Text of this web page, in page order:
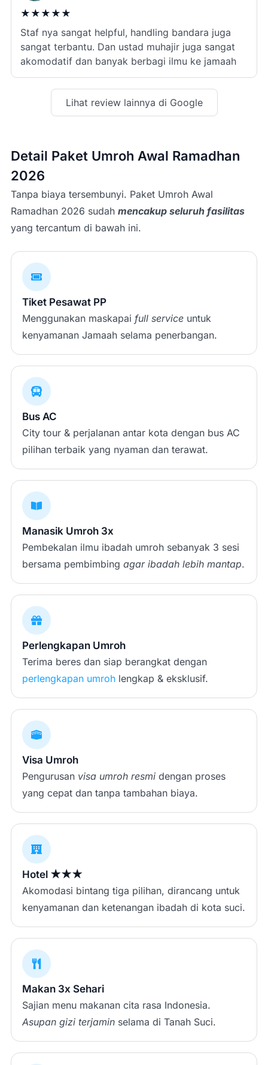
★ ★ ★ ★ ★
Staf nya sangat helpful, handling bandara juga
sangat terbantu. Dan ustad muhajir juga sangat
akomodatif dan banyak berbagi ilmu ke jamaah
Lihat review lainnya di Google
Detail Paket Umroh Awal Ramadhan
2026
Tanpa biaya tersembunyi. Paket Umroh Awal
Ramadhan 2026 sudah mencakup seluruh fasilitas
yang tercantum di bawah ini.
Tiket Pesawat PP
Menggunakan maskapai full service untuk
kenyamanan Jamaah selama penerbangan.
Bus AC
City tour & perjalanan antar kota dengan bus AC
pilihan terbaik yang nyaman dan terawat.
Manasik Umroh 3x
Pembekalan ilmu ibadah umroh sebanyak 3 sesi
bersama pembimbing agar ibadah lebih mantap.
Perlengkapan Umroh
Terima beres dan siap berangkat dengan
perlengkapan umroh lengkap & eksklusif.
Visa Umroh
Pengurusan visa umroh resmi dengan proses
yang cepat dan tanpa tambahan biaya.
Hotel ★★★
Akomodasi bintang tiga pilihan, dirancang untuk
kenyamanan dan ketenangan ibadah di kota suci.
Makan 3x Sehari
Sajian menu makanan cita rasa Indonesia.
Asupan gizi terjamin selama di Tanah Suci.